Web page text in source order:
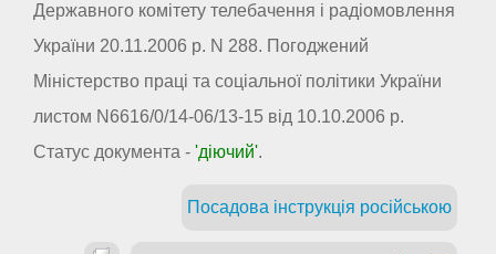
Державного комітету телебачення і радіомовлення
України 20.11.2006 р. N 288. Погоджений
Міністерство праці та соціальної політики України
листом N6616/0/14-06/13-15 від 10.10.2006 р.
Статус документа - 'діючий'.
Посадова інструкція російською